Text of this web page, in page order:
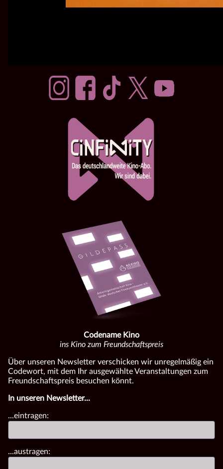
Codename Kino
ins Kino zum Freundschaftspreis
Über unseren Newsletter verschicken wir unregelmäßig ein
Codewort, mit dem Ihr ausgewählte Veranstaltungen zum
Freundschaftspreis besuchen könnt.
In unseren Newsletter...
...eintragen:
...austragen: